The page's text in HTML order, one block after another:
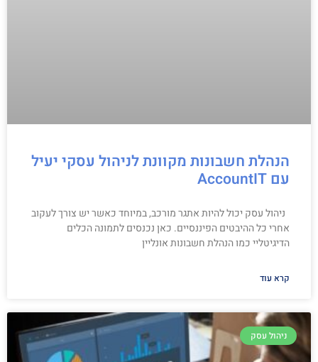
הנהלת חשבונות מקוונת לניהול עסקי יעיל
עם AccountIT
ניהול עסק יכול להיות אתגר מורכב, במיוחד כאשר יש צורך לעקוב
אחרי כל ההיבטים הפיננסיים. כאן נכנסים לתמונה הכלים
הדיגיטליי כמו הנהלת חשבונות אונליין
קרא עוד
ניהול עסק